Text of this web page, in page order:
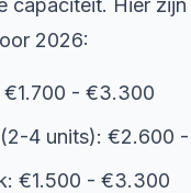
capaciteit. Hier
2026:
€1.700 - €3.300
4 units): €2.600
€1.500 - €3.300